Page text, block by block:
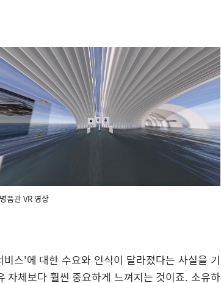
품관 VR 영상
스'에 대한 수요와 인식이 달라졌다는 사실을 기
자체보다 훨씬 중요하게 느껴지는 것이죠. 소유하